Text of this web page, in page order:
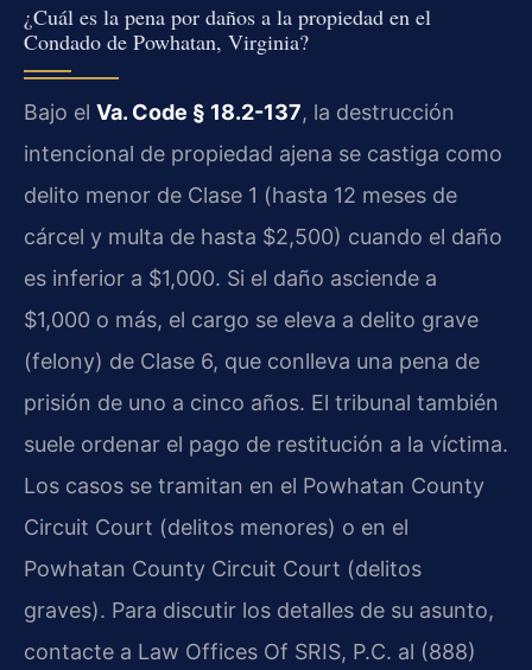
¿Cuál es la pena por daños a la propiedad en el
Condado de Powhatan, Virginia?
Bajo el Va. Code § 18.2-137, la destrucción
intencional de propiedad ajena se castiga como
delito menor de Clase 1 (hasta 12 meses de
cárcel y multa de hasta $2,500) cuando el daño
es inferior a $1,000. Si el daño asciende a
$1,000 o más, el cargo se eleva a delito grave
(felony) de Clase 6, que conlleva una pena de
prisión de uno a cinco años. El tribunal también
suele ordenar el pago de restitución a la víctima.
Los casos se tramitan en el Powhatan County
Circuit Court (delitos menores) o en el
Powhatan County Circuit Court (delitos
graves). Para discutir los detalles de su asunto,
contacte a Law Offices Of SRIS, P.C. al (888)